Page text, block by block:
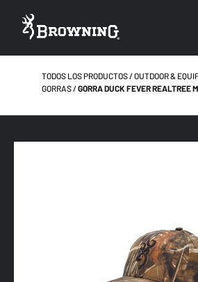
TODOS LOS PRODUCTOS OUTDOOR &
GORRAS
GORRA DUCK FEVER REALTREE